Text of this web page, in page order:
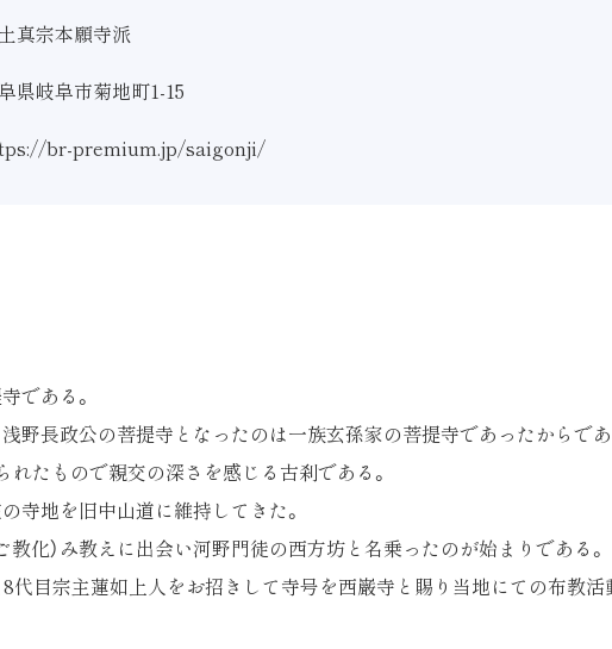
真宗本願寺派
県岐阜市菊地町1-15
br-premium.jp/saigonji/
である。
野長政公の菩提寺となったのは一族玄孫家の菩提寺であったからであ
たもので親交の深さを感じる古刹である。
寺地を旧中山道に維持してきた。
化）み教えに出会い河野門徒の西方坊と名乗ったのが始まりである。
代目宗主蓮如上人をお招きして寺号を西巌寺と賜り当地にての布教活